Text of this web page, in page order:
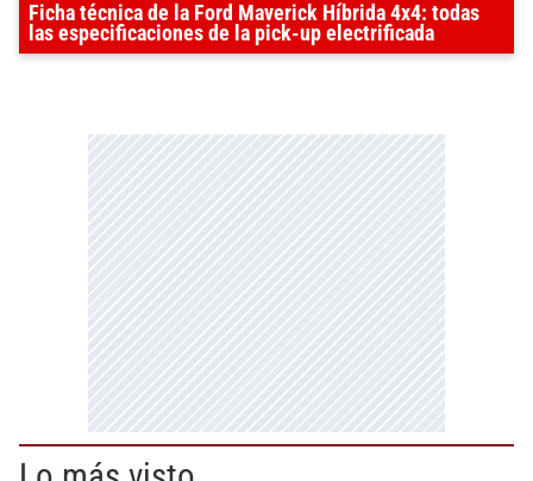
Ficha técnica de la Ford Maverick Híbrida 4x4: todas
las especificaciones de la pick-up electrificada